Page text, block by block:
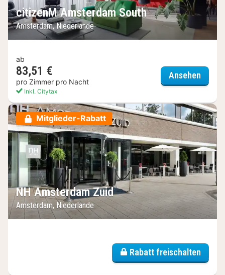
citizenM Amsterdam South
Amsterdam, Niederlande
ab
83,51 €
pro Zimmer pro Nacht
Inkl. Citytax
Ansehen
Mitglieder-Rabatt
NH Amsterdam Zuid
Amsterdam, Niederlande
Rabatt freischalten